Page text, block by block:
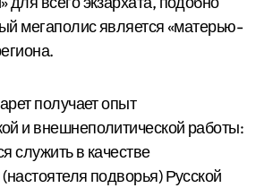
мегаполис является «матерью-
получает опыт
и внешнеполитической работы:
служить в качестве
подворья) Русской